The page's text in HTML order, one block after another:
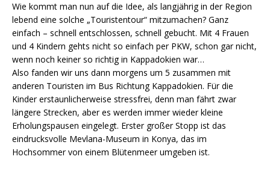
Wie kommt man nun auf die Idee, als langjährig in der Region
lebend eine solche „Touristentour“ mitzumachen? Ganz
einfach – schnell entschlossen, schnell gebucht. Mit 4 Frauen
und 4 Kindern gehts nicht so einfach per PKW, schon gar nicht,
wenn noch keiner so richtig in Kappadokien war…
Also fanden wir uns dann morgens um 5 zusammen mit
anderen Touristen im Bus Richtung Kappadokien. Für die
Kinder erstaunlicherweise stressfrei, denn man fährt zwar
längere Strecken, aber es werden immer wieder kleine
Erholungspausen eingelegt. Erster großer Stopp ist das
eindrucksvolle Mevlana-Museum in Konya, das im
Hochsommer von einem Blütenmeer umgeben ist.